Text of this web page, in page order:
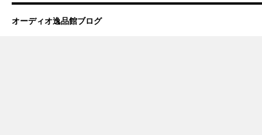
オーディオ逸品館ブログ